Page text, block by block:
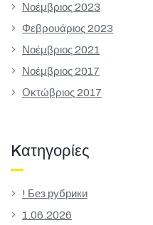
Νοέμβριος 2023
Φεβρουάριος 2023
Νοέμβριος 2021
Νοέμβριος 2017
Οκτώβριος 2017
Kατηγορίες
! Без рубрики
1.06.2026